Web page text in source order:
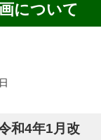
について
和4年1月改